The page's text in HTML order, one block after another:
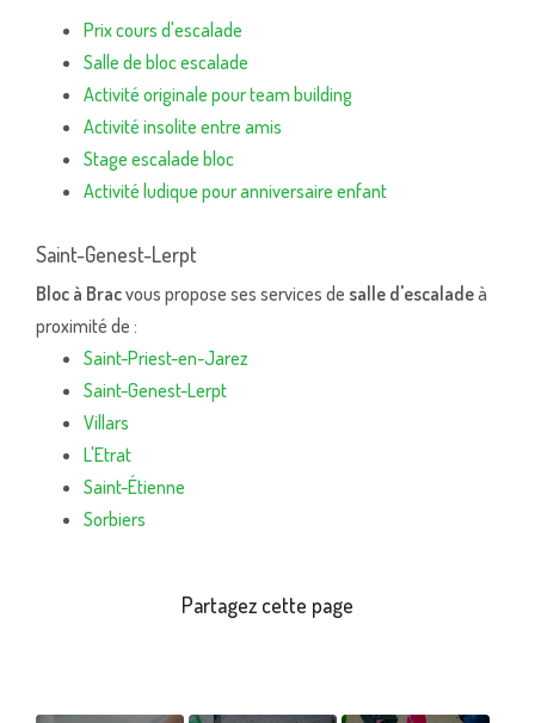
Prix cours d'escalade
Salle de bloc escalade
Activité originale pour team building
Activité insolite entre amis
Stage escalade bloc
Activité ludique pour anniversaire enfant
Saint-Genest-Lerpt
Bloc à Bracvous propose ses services de salle d'escaladeà
proximité de :
Saint-Priest-en-Jarez
Saint-Genest-Lerpt
Villars
L'Etrat
Saint-Étienne
Sorbiers